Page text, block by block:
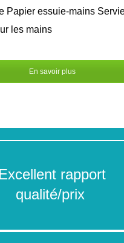
Papier essuie-mains
les mains
En savoir plus
Excellent rapport
qualité/prix